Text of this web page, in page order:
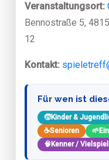
Veranstaltungsort:
Bennostraße 5,
12
Kontakt:
Für wen ist
🧒Kinder &
☕Senioren 🌱
🧠 Kenner /